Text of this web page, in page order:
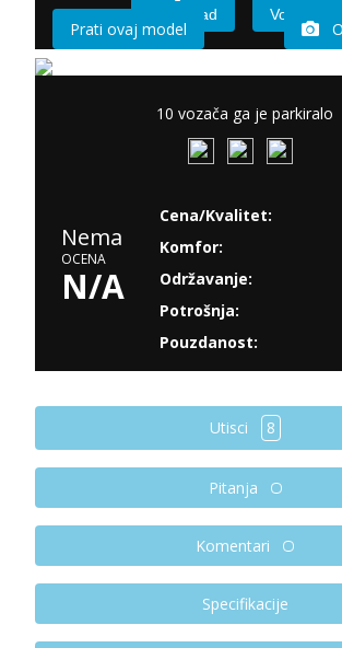
Imam sad Vozio sam
Prati ovaj model
10 vozača ga je parkiralo
Nema
OCENA
N/A
Cena/Kvalitet:
Komfor:
Održavanje:
Potrošnja:
Pouzdanost:
Utisci 8
Pitanja
Komentari
Specifikacije